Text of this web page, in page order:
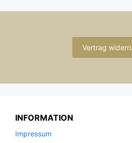
Vertrag
INFORMATION
Impressum